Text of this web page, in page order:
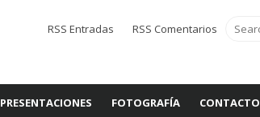
Search
for:
RSS Entradas RSS Comentarios
PRESENTACIONES FOTOGRAFÍA CONTACTO